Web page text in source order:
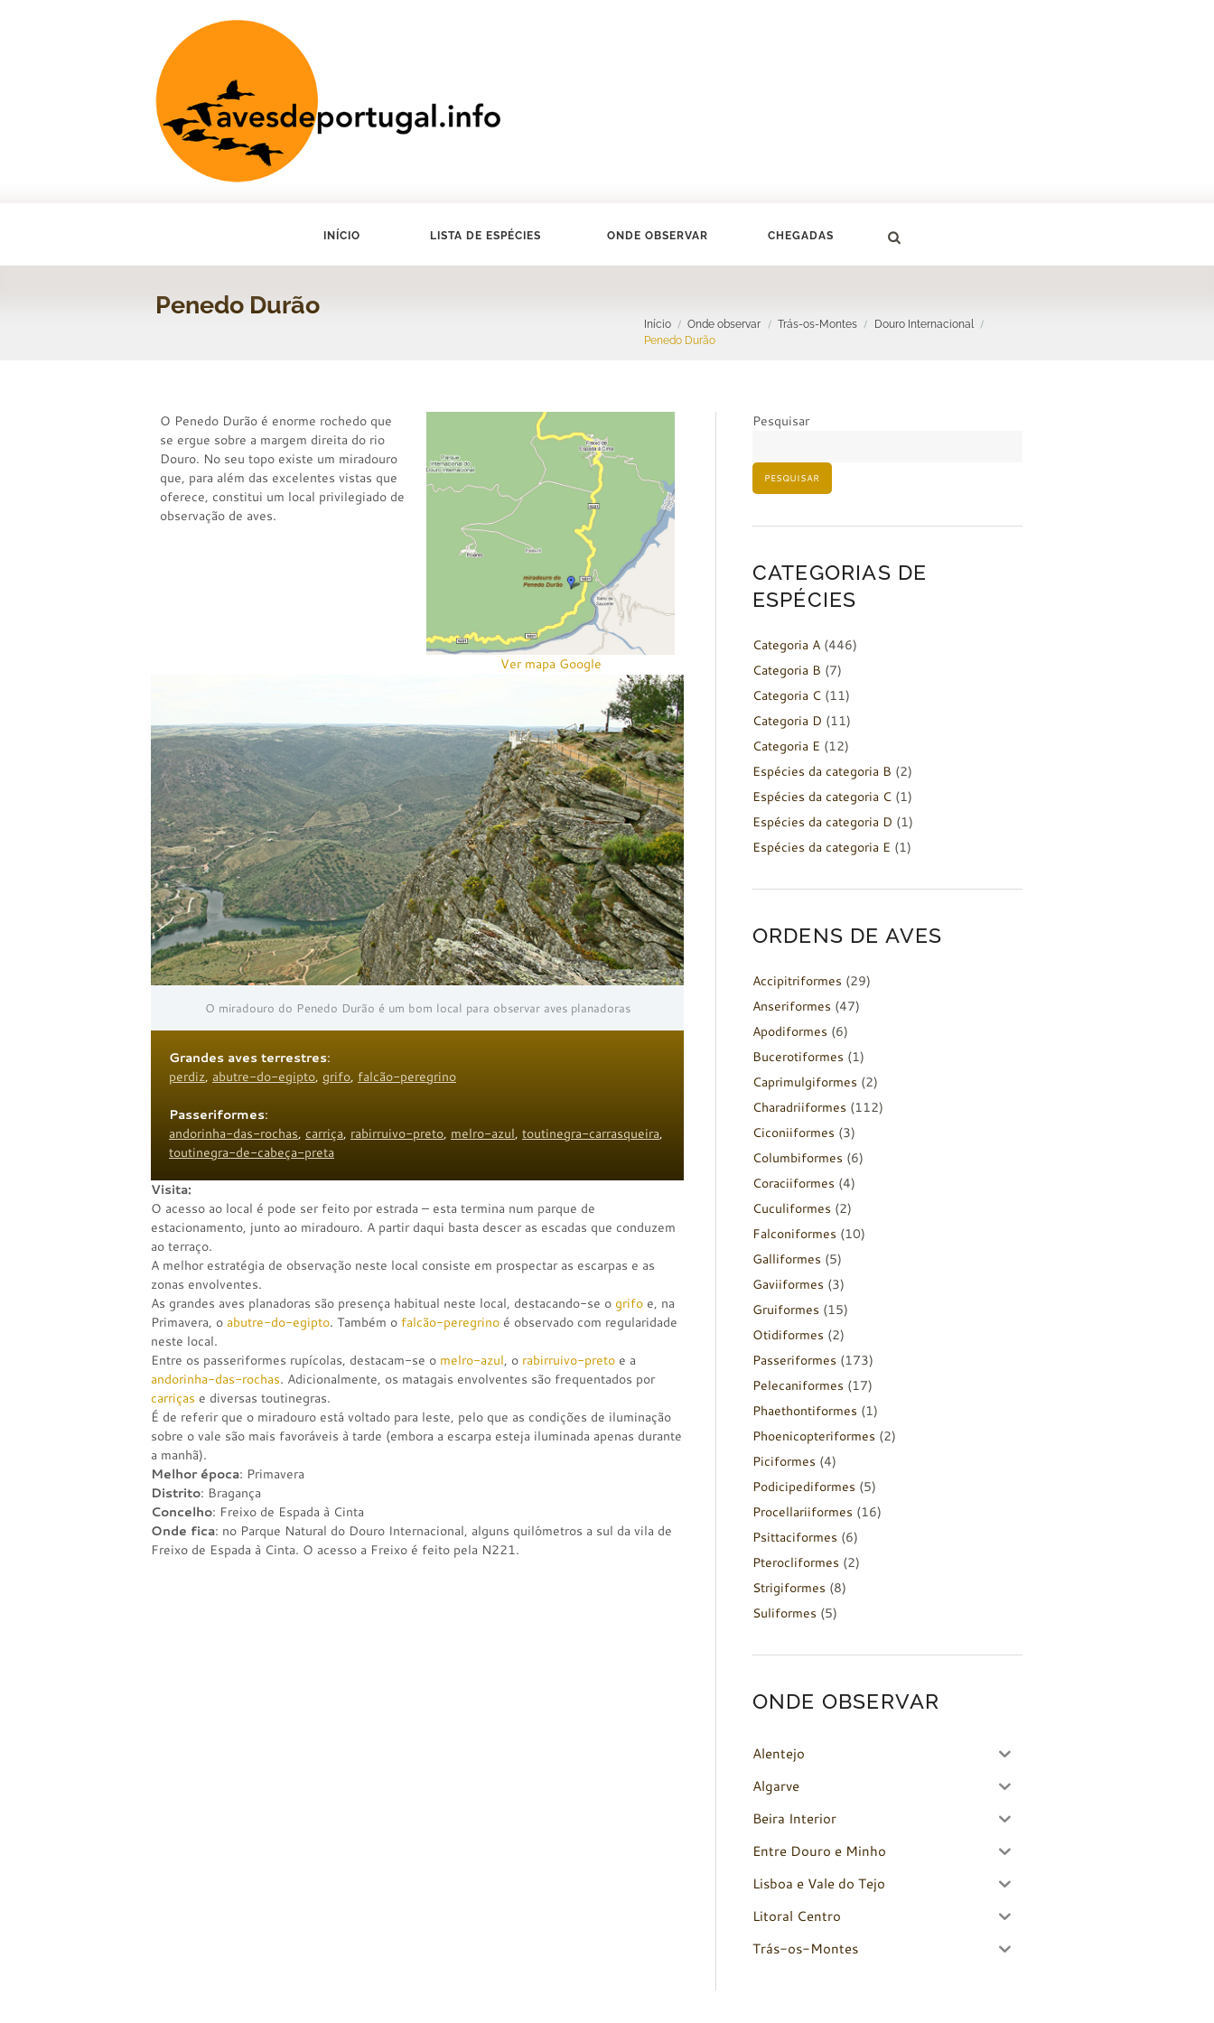
INÍCIO LISTA DE ESPÉCIES ONDE OBSERVAR CHEGADAS
Penedo Durão
Início Onde observar Trás-os-Montes
Douro Internacional
Penedo Durão
O Penedo Durão é enorme rochedo que
se ergue sobre a margem direita do rio
Douro. No seu topo existe um miradouro
que, para além das excelentes vistas que
oferece, constitui um local privilegiado de
observação de aves.
Ver mapa Google
O miradouro do Penedo Durão é um bom local para observar aves planadoras
Grandes aves terrestres:
perdiz, abutre-do-egipto, grifo, falcão-peregrino
Passeriformes:
andorinha-das-rochas, carriça, rabirruivo-preto, melro-azul, toutinegra-carrasqueira,
toutinegra-de-cabeça-preta
Visita:
O acesso ao local é pode ser feito por estrada – esta termina num parque de
estacionamento, junto ao miradouro. A partir daqui basta descer as escadas que conduzem
ao terraço.
A melhor estratégia de observação neste local consiste em prospectar as escarpas e as
zonas envolventes.
As grandes aves planadoras são presença habitual neste local, destacando-se o grifo e, na
Primavera, o abutre-do-egipto. Também o falcão-peregrino é observado com regularidade
neste local.
Entre os passeriformes rupícolas, destacam-se o melro-azul, o rabirruivo-preto e a
andorinha-das-rochas. Adicionalmente, os matagais envolventes são frequentados por
carriças e diversas toutinegras.
É de referir que o miradouro está voltado para leste, pelo que as condições de iluminação
sobre o vale são mais favoráveis à tarde (embora a escarpa esteja iluminada apenas durante
a manhã).
Melhor época: Primavera
Distrito: Bragança
Concelho: Freixo de Espada à Cinta
Onde fica: no Parque Natural do Douro Internacional, alguns quilómetros a sul da vila de
Freixo de Espada à Cinta. O acesso a Freixo é feito pela N221.
Pesquisar
PESQUISAR
CATEGORIAS DE
ESPÉCIES
Categoria A(446)
Categoria B (7)
Categoria C(11)
Categoria D (11)
Categoria E (12)
Espécies da categoria B (2)
Espécies da categoria C(1)
Espécies da categoria D (1)
Espécies da categoria E (1)
ORDENS DE AVES
Accipitriformes (29)
Anseriformes (47)
Apodiformes (6)
Bucerotiformes (1)
Caprimulgiformes (2)
Charadriiformes (112)
Ciconiiformes (3)
Columbiformes (6)
Coraciiformes (4)
Cuculiformes (2)
Falconiformes (10)
Galliformes (5)
Gaviiformes (3)
Gruiformes (15)
Otidiformes (2)
Passeriformes (173)
Pelecaniformes (17)
Phaethontiformes (1)
Phoenicopteriformes (2)
Piciformes (4)
Podicipediformes (5)
Procellariiformes (16)
Psittaciformes (6)
Pterocliformes (2)
Strigiformes (8)
Suliformes (5)
ONDE OBSERVAR
Alentejo
Algarve
Beira Interior
Entre Douro e Minho
Lisboa e Vale do Tejo
Litoral Centro
Trás-os-Montes